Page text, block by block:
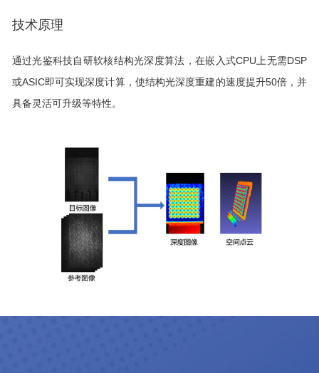
技术原理
通过光鉴科技自研软核结构光深度算法，在嵌⼊式CPU上无需DSP
或ASIC即可实现深度计算，使结构光深度重建的速度提升50倍，并
具备灵活可升级等特性。